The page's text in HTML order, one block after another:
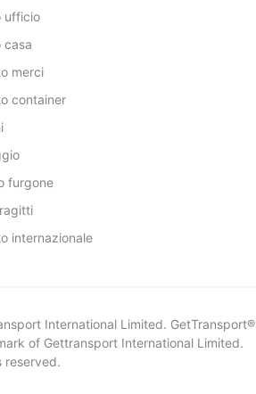
ufficio
casa
merci
container
furgone
internazionale
International Limited. GetTransport®
of Gettransport International Limited.
reserved.